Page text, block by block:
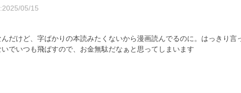
05/15
だけど、字ばかりの本読みたくないから漫画読んでるのに。はっきり言
でいつも飛ばすので、お金無駄だなぁと思ってしまいます